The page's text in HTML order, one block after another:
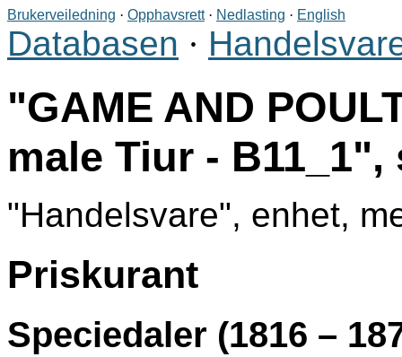
Brukerveiledning · Opphavsrett· Nedlasting · English
Databasen ·
GAME AND
male Tiur - B11_1 ,
Handelsvare , enhet,
Priskurant
Speciedaler (1816 –